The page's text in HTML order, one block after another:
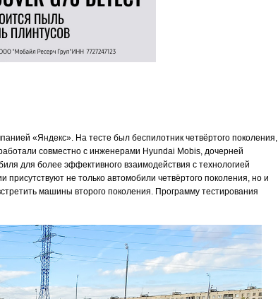
«Яндекс». На тесте был беспилотник четвёртого поколения,
совместно с инженерами Hyundai Mobis, дочерней
для более эффективного взаимодействия с технологией
не только автомобили четвёртого поколения, но и
машины второго поколения. Программу тестирования